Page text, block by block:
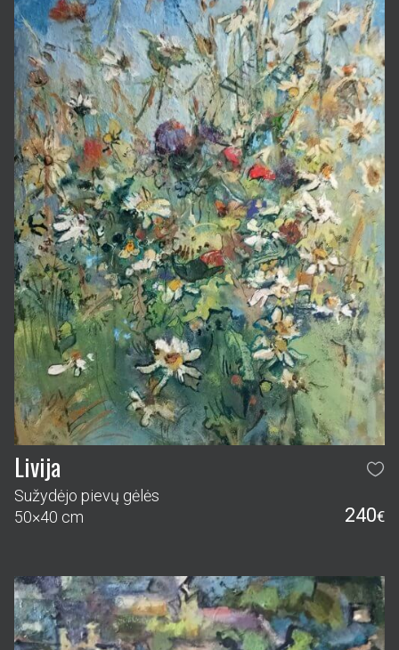
Livija
Sužydėjo pievų gėlės
50×40 cm
240€